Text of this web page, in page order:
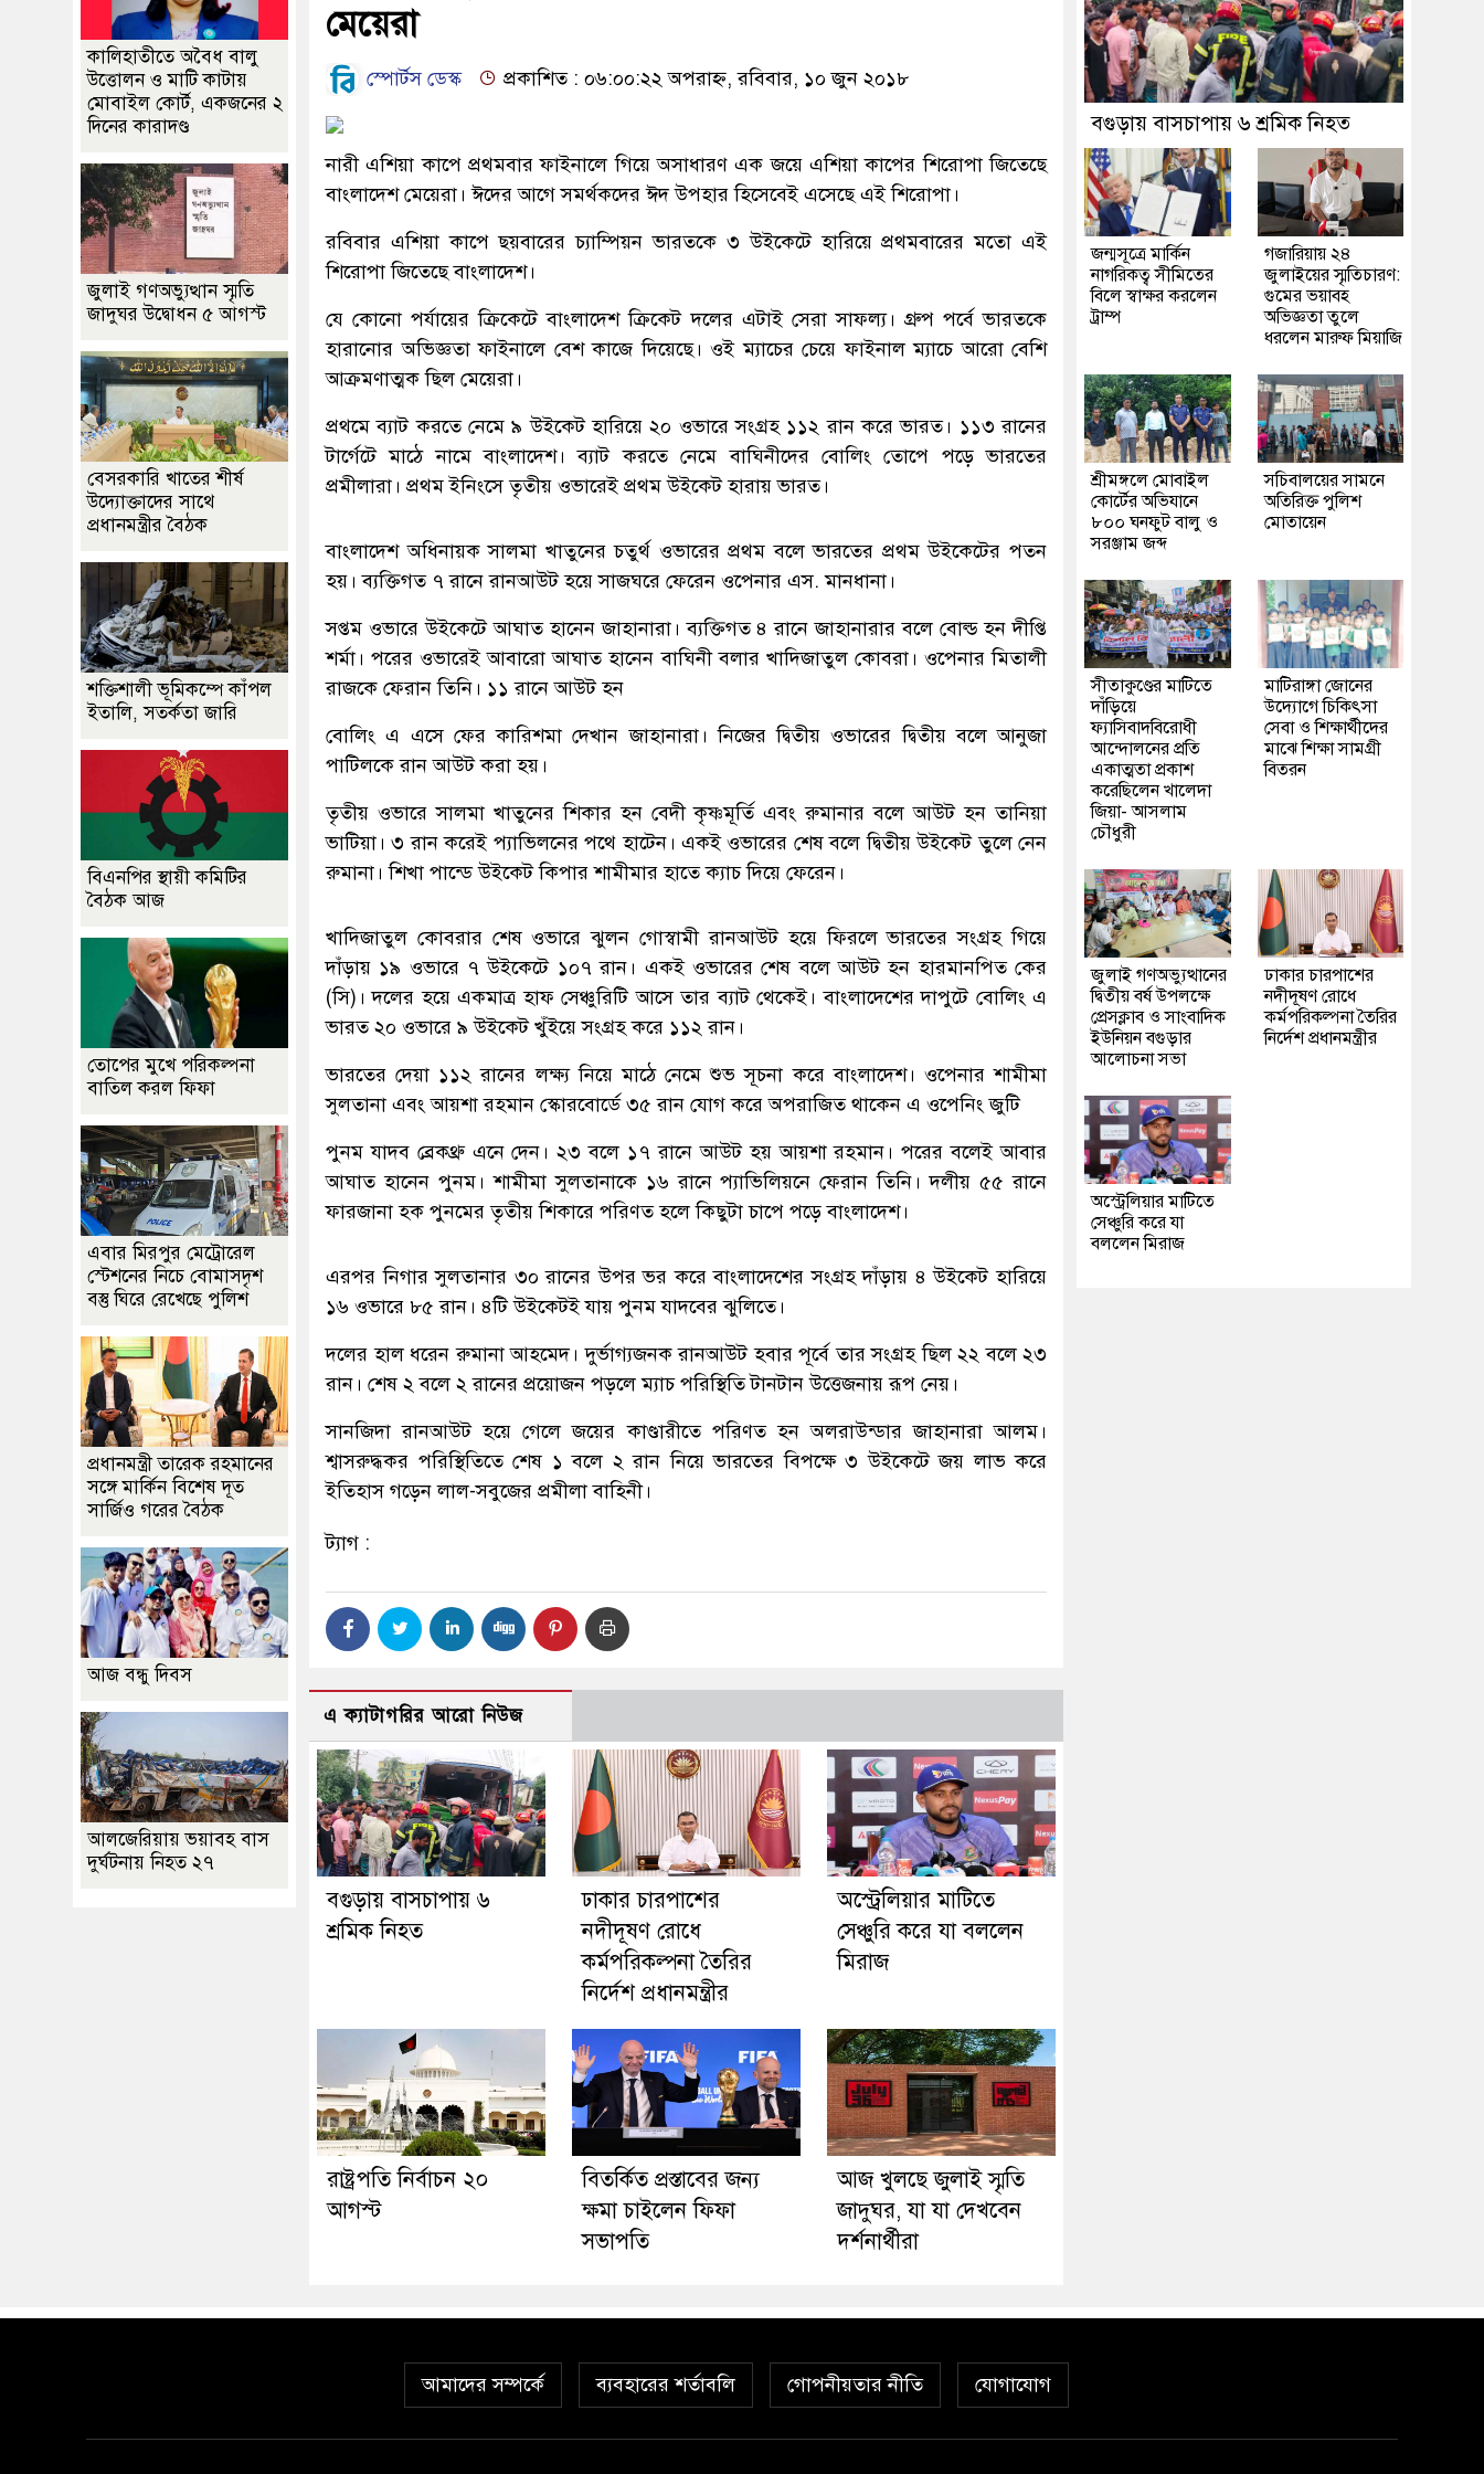
মেয়েরা
স্পোর্টস ডেস্ক প্রকাশিত : ০৬:০০:২২ অপরাহ্ন, রবিবার, ১০ জুন ২০১৮
নারী এশিয়া কাপে প্রথমবার ফাইনালে গিয়ে অসাধারণ এক জয়ে এশিয়া কাপের শিরোপা জিতেছে
বাংলাদেশ মেয়েরা। ঈদের আগে সমর্থকদের ঈদ উপহার হিসেবেই এসেছে এই শিরোপা।
রবিবার এশিয়া কাপে ছয়বারের চ্যাম্পিয়ন ভারতকে ৩ উইকেটে হারিয়ে প্রথমবারের মতো এই
শিরোপা জিতেছে বাংলাদেশ।
যে কোনো পর্যায়ের ক্রিকেটে বাংলাদেশ ক্রিকেট দলের এটাই সেরা সাফল্য। গ্রুপ পর্বে ভারতকে
হারানোর অভিজ্ঞতা ফাইনালে বেশ কাজে দিয়েছে। ওই ম্যাচের চেয়ে ফাইনাল ম্যাচে আরো বেশি
আক্রমণাত্মক ছিল মেয়েরা।
প্রথমে ব্যাট করতে নেমে ৯ উইকেট হারিয়ে ২০ ওভারে সংগ্রহ ১১২ রান করে ভারত। ১১৩ রানের
টার্গেটে মাঠে নামে বাংলাদেশ। ব্যাট করতে নেমে বাঘিনীদের বোলিং তোপে পড়ে ভারতের
প্রমীলারা। প্রথম ইনিংসে তৃতীয় ওভারেই প্রথম উইকেট হারায় ভারত।
বাংলাদেশ অধিনায়ক সালমা খাতুনের চতুর্থ ওভারের প্রথম বলে ভারতের প্রথম উইকেটের পতন
হয়। ব্যক্তিগত ৭ রানে রানআউট হয়ে সাজঘরে ফেরেন ওপেনার এস. মানধানা।
সপ্তম ওভারে উইকেটে আঘাত হানেন জাহানারা। ব্যক্তিগত ৪ রানে জাহানারার বলে বোল্ড হন দীপ্তি
শর্মা। পরের ওভারেই আবারো আঘাত হানেন বাঘিনী বলার খাদিজাতুল কোবরা। ওপেনার মিতালী
রাজকে ফেরান তিনি। ১১ রানে আউট হন
বোলিং এ এসে ফের কারিশমা দেখান জাহানারা। নিজের দ্বিতীয় ওভারের দ্বিতীয় বলে আনুজা
পাটিলকে রান আউট করা হয়।
তৃতীয় ওভারে সালমা খাতুনের শিকার হন বেদী কৃষ্ণমূর্তি এবং রুমানার বলে আউট হন তানিয়া
ভাটিয়া। ৩ রান করেই প্যাভিলনের পথে হাটেন। একই ওভারের শেষ বলে দ্বিতীয় উইকেট তুলে নেন
রুমানা। শিখা পান্ডে উইকেট কিপার শামীমার হাতে ক্যাচ দিয়ে ফেরেন।
খাদিজাতুল কোবরার শেষ ওভারে ঝুলন গোস্বামী রানআউট হয়ে ফিরলে ভারতের সংগ্রহ গিয়ে
দাঁড়ায় ১৯ ওভারে ৭ উইকেটে ১০৭ রান। একই ওভারের শেষ বলে আউট হন হারমানপিত কের
(সি)। দলের হয়ে একমাত্র হাফ সেঞ্চুরিটি আসে তার ব্যাট থেকেই। বাংলাদেশের দাপুটে বোলিং এ
ভারত ২০ ওভারে ৯ উইকেট খুঁইয়ে সংগ্রহ করে ১১২ রান।
ভারতের দেয়া ১১২ রানের লক্ষ্য নিয়ে মাঠে নেমে শুভ সূচনা করে বাংলাদেশ। ওপেনার শামীমা
সুলতানা এবং আয়শা রহমান স্কোরবোর্ডে ৩৫ রান যোগ করে অপরাজিত থাকেন এ ওপেনিং জুটি
পুনম যাদব ব্রেকথ্রু এনে দেন। ২৩ বলে ১৭ রানে আউট হয় আয়শা রহমান। পরের বলেই আবার
আঘাত হানেন পুনম। শামীমা সুলতানাকে ১৬ রানে প্যাভিলিয়নে ফেরান তিনি। দলীয় ৫৫ রানে
ফারজানা হক পুনমের তৃতীয় শিকারে পরিণত হলে কিছুটা চাপে পড়ে বাংলাদেশ।
এরপর নিগার সুলতানার ৩০ রানের উপর ভর করে বাংলাদেশের সংগ্রহ দাঁড়ায় ৪ উইকেট হারিয়ে
১৬ ওভারে ৮৫ রান। ৪টি উইকেটই যায় পুনম যাদবের ঝুলিতে।
দলের হাল ধরেন রুমানা আহমেদ। দুর্ভাগ্যজনক রানআউট হবার পূর্বে তার সংগ্রহ ছিল ২২ বলে ২৩
রান। শেষ ২ বলে ২ রানের প্রয়োজন পড়লে ম্যাচ পরিস্থিতি টানটান উত্তেজনায় রূপ নেয়।
সানজিদা রানআউট হয়ে গেলে জয়ের কাণ্ডারীতে পরিণত হন অলরাউন্ডার জাহানারা আলম।
শ্বাসরুদ্ধকর পরিস্থিতিতে শেষ ১ বলে ২ রান নিয়ে ভারতের বিপক্ষে ৩ উইকেটে জয় লাভ করে
ইতিহাস গড়েন লাল-সবুজের প্রমীলা বাহিনী।
ট্যাগ :
এ ক্যাটাগরির আরো নিউজ
বগুড়ায় বাসচাপায় ৬
শ্রমিক নিহত
ঢাকার চারপাশের
নদীদূষণ রোধে
কর্মপরিকল্পনা তৈরির
নির্দেশ প্রধানমন্ত্রীর
অস্ট্রেলিয়ার মাটিতে
সেঞ্চুরি করে যা বললেন
মিরাজ
রাষ্ট্রপতি নির্বাচন ২০
আগস্ট
বিতর্কিত প্রস্তাবের জন্য
ক্ষমা চাইলেন ফিফা
সভাপতি
আজ খুলছে জুলাই স্মৃতি
জাদুঘর, যা যা দেখবেন
দর্শনার্থীরা
কালিহাতীতে অবৈধ বালু
উত্তোলন ও মাটি কাটায়
মোবাইল কোর্ট, একজনের ২
দিনের কারাদণ্ড
জুলাই গণঅভ্যুত্থান স্মৃতি
জাদুঘর উদ্বোধন ৫ আগস্ট
বেসরকারি খাতের শীর্ষ
উদ্যোক্তাদের সাথে
প্রধানমন্ত্রীর বৈঠক
শক্তিশালী ভূমিকম্পে কাঁপল
ইতালি, সতর্কতা জারি
বিএনপির স্থায়ী কমিটির
বৈঠক আজ
তোপের মুখে পরিকল্পনা
বাতিল করল ফিফা
এবার মিরপুর মেট্রোরেল
স্টেশনের নিচে বোমাসদৃশ
বস্তু ঘিরে রেখেছে পুলিশ
প্রধানমন্ত্রী তারেক রহমানের
সঙ্গে মার্কিন বিশেষ দূত
সার্জিও গরের বৈঠক
আজ বন্ধু দিবস
আলজেরিয়ায় ভয়াবহ বাস
দুর্ঘটনায় নিহত ২৭
বগুড়ায় বাসচাপায় ৬ শ্রমিক নিহত
জন্মসূত্রে মার্কিন
নাগরিকত্ব সীমিতের
বিলে স্বাক্ষর করলেন
ট্রাম্প
গজারিয়ায় ২৪
জুলাইয়ের স্মৃতিচারণ:
গুমের ভয়াবহ
অভিজ্ঞতা তুলে
ধরলেন মারুফ মিয়াজি
শ্রীমঙ্গলে মোবাইল
কোর্টের অভিযানে
৮০০ ঘনফুট বালু ও
সরঞ্জাম জব্দ
সচিবালয়ের সামনে
অতিরিক্ত পুলিশ
মোতায়েন
সীতাকুণ্ডের মাটিতে
দাঁড়িয়ে
ফ্যাসিবাদবিরোধী
আন্দোলনের প্রতি
একাত্মতা প্রকাশ
করেছিলেন খালেদা
জিয়া- আসলাম
চৌধুরী
মাটিরাঙ্গা জোনের
উদ্যোগে চিকিৎসা
সেবা ও শিক্ষার্থীদের
মাঝে শিক্ষা সামগ্রী
বিতরন
জুলাই গণঅভ্যুত্থানের
দ্বিতীয় বর্ষ উপলক্ষে
প্রেসক্লাব ও সাংবাদিক
ইউনিয়ন বগুড়ার
আলোচনা সভা
ঢাকার চারপাশের
নদীদূষণ রোধে
কর্মপরিকল্পনা তৈরির
নির্দেশ প্রধানমন্ত্রীর
অস্ট্রেলিয়ার মাটিতে
সেঞ্চুরি করে যা
বললেন মিরাজ
আমাদের সম্পর্কে ব্যবহারের শর্তাবলি গোপনীয়তার নীতি যোগাযোগ